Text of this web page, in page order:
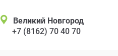
Великий Новгород
+7 (8162) 70 40 70